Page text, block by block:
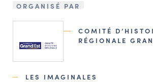
ORGANISÉ PAR
COMITÉ
RÉGIONALE
LES IMAGINALES